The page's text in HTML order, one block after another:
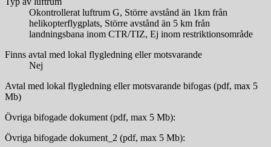
Okontrollerat luftrum G, Större avstånd än 1km från
helikopterflygplats, Större avstånd än 5 km från
landningsbana inom CTR/TIZ, Ej inom restriktionsområde
Finns avtal med lokal flygledning eller motsvarande
Nej
Avtal med lokal flygledning eller motsvarande bifogas (pdf, max 5
Mb)
Övriga bifogade dokument (pdf, max 5 Mb):
Övriga bifogade dokument_2 (pdf, max 5 Mb):